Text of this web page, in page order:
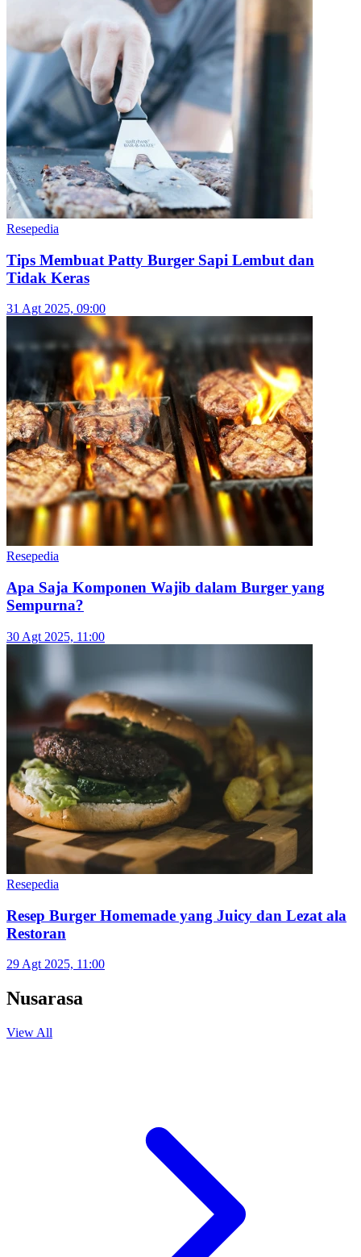
Resepedia
Resep Tahu Walik Crispy Tahan Lama, Rahasia
Kunci Adonan Garing dan Tidak Alot
11 Nov 2025, 15:00
Resepedia
Tips Membuat Patty Burger Sapi Lembut dan
Tidak Keras
31 Agt 2025, 09:00
Apa Saja Komponen Wajib dalam Burger yang